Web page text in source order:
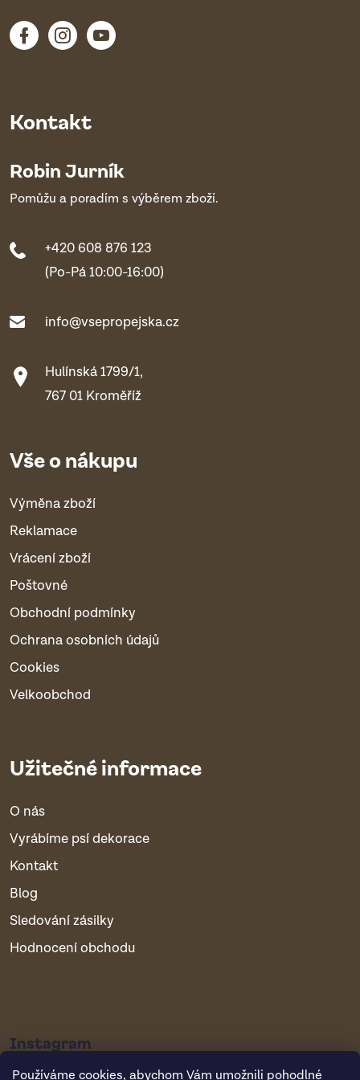
Používáme cookies, abychom Vám umožnili pohodlné
Kontakt
Robin Jurník
Pomůžu a poradím s výběrem zboží.
+420 608 876 123
(Po-Pá 10:00-16:00)
info@vsepropejska.cz
Hulínská 1799/1,
767 01 Kroměříž
Vše o nákupu
Výměna zboží
Reklamace
Vrácení zboží
Poštovné
Obchodní podmínky
Ochrana osobních údajů
Cookies
Velkoobchod
Užitečné informace
O nás
Vyrábíme psí dekorace
Kontakt
Blog
Sledování zásilky
Hodnocení obchodu
Instagram